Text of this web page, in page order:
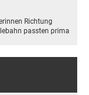
Richtung
passten prima